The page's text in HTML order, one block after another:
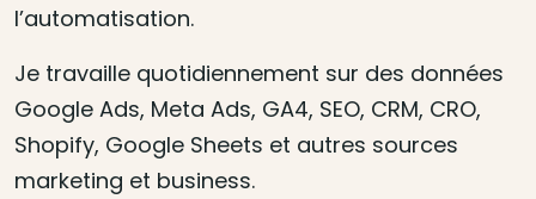
l’automatisation.
Je travaille quotidiennement sur des données
Google Ads, Meta Ads, GA4, SEO, CRM, CRO,
Shopify, Google Sheets et autres sources
marketing et business.